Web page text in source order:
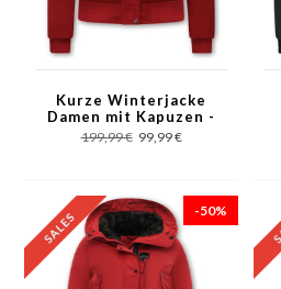
Kurze Winterjacke
Damen mit Kapuzen -
Rot
199,99 € 99,99 €
-50%